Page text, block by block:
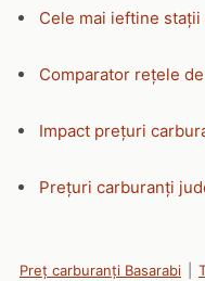
Cele mai ieftine stații
Comparator rețele
Impact prețuri
Prețuri carburanți
Preț carburanți Basarabi